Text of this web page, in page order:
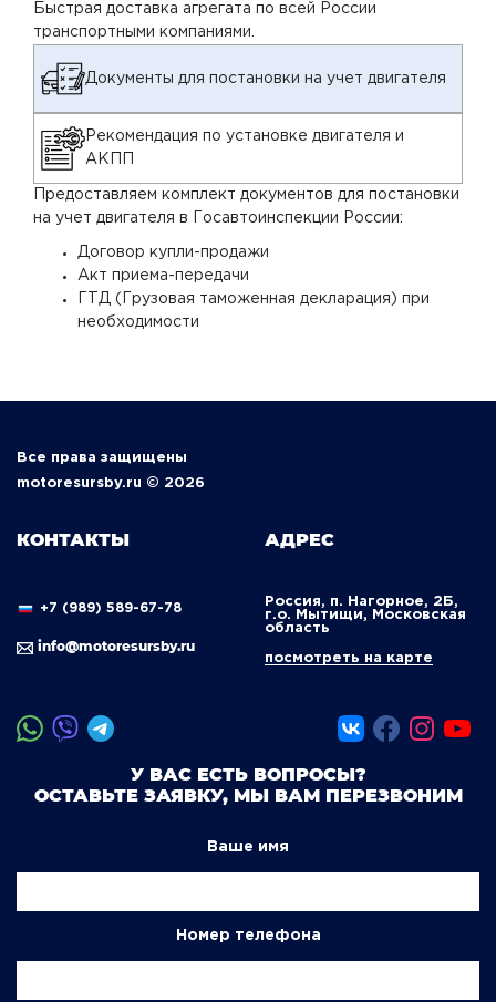
Быстрая доставка агрегата по всей России
транспортными компаниями.
Документы для постановки на учет двигателя
Рекомендация по установке двигателя и
АКПП
Предоставляем комплект документов для постановки
на учет двигателя в Госавтоинспекции России:
Договор купли-продажи
Акт приема-передачи
ГТД (Грузовая таможенная декларация) при
необходимости
Все права защищены
motoresursby.ru © 2026
КОНТАКТЫ
+7 (989) 589-67-78
info@motoresursby.ru
АДРЕС
Россия, п. Нагорное, 2Б,
г.о. Мытищи, Московская
область
посмотреть на карте
У ВАС ЕСТЬ ВОПРОСЫ?
ОСТАВЬТЕ ЗАЯВКУ, МЫ ВАМ ПЕРЕЗВОНИМ
Ваше имя
Номер телефона